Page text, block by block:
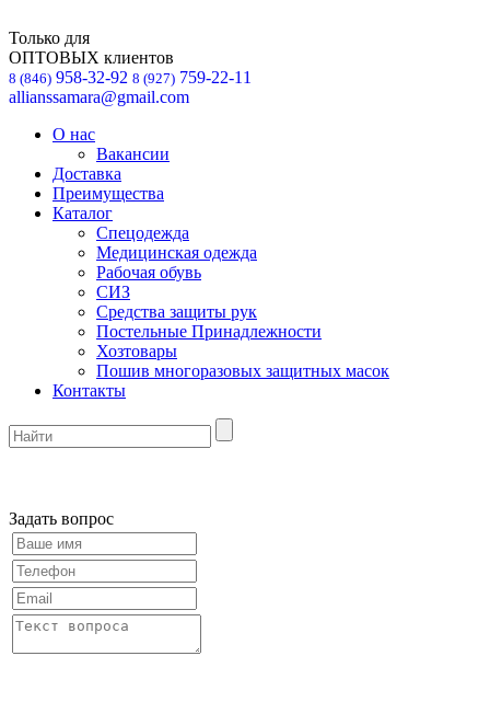
Только для
ОПТОВЫХ клиентов
8 (846) 958-32-92 8 (927) 759-22-11
allianssamara@gmail.com
О нас
Вакансии
Доставка
Преимущества
Каталог
Спецодежда
Медицинская одежда
Рабочая обувь
СИЗ
Средства защиты рук
Постельные Принадлежности
Хозтовары
Пошив многоразовых защитных масок
Контакты
Задать вопрос